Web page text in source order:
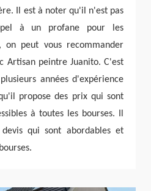
Il est à noter qu'il n'est pas
à un profane pour les
on peut vous recommander
Artisan peintre Juanito. C'est
années d'expérience
propose des prix qui sont
à toutes les bourses. Il
qui sont abordables et